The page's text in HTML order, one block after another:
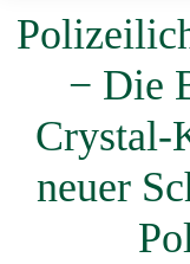
− Die
Crystal-
neuer